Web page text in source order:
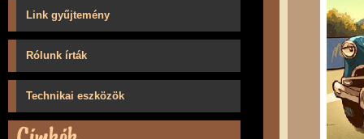
Link gyűjtemény
Rólunk írták
Technikai eszközök